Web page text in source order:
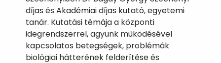
t
d
i
á
k
díjas és Akadémiai díjas kutató, egyetemi
tanár. Kutatási témája a központi
idegrendszerrel, agyunk működésével
kapcsolatos betegségek, problémák
biológiai hátterének felderítése és